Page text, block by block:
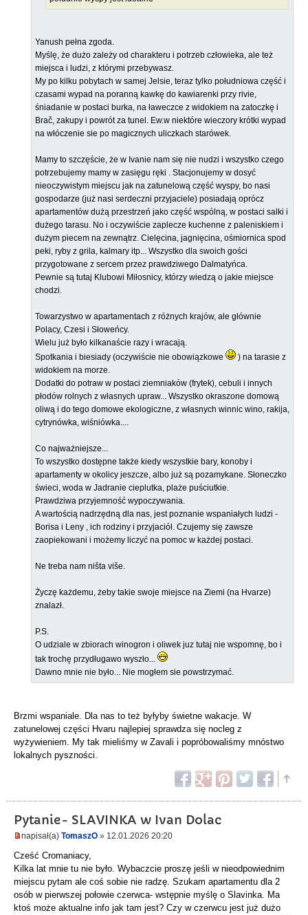
Yanush pełna zgoda.
Myślę, że dużo zależy od charakteru i potrzeb człowieka, ale też
miejsca i ludzi, z którymi przebywasz.
My po kilku pobytach w samej Jelsie, teraz tylko południowa część i
czasami wypad na poranną kawkę do kawiarenki przy rivie,
śniadanie w postaci burka, na ławeczce z widokiem na zatoczkę i
Brač, zakupy i powrót za tunel. Ew.w niektóre wieczory krótki wypad
na włóczenie sie po magicznych uliczkach starówek.
Mamy to szczęście, że w Ivanie nam się nie nudzi i wszystko czego
potrzebujemy mamy w zasięgu ręki . Stacjonujemy w dosyć
nieoczywistym miejscu jak na zatunelową część wyspy, bo nasi
gospodarze (już nasi serdeczni przyjaciele) posiadają oprócz
apartamentów dużą przestrzeń jako część wspólną, w postaci salki i
dużego tarasu. No i oczywiście zaplecze kuchenne z paleniskiem i
dużym piecem na zewnątrz. Cielęcina, jagnięcina, ośmiornica spod
peki, ryby z grila, kalmary itp... Wszystko dla swoich gości
przygotowane z sercem przez prawdziwego Dalmatyńca.
Pewnie są tutaj Klubowi Miłosnicy, którzy wiedzą o jakie miejsce
chodzi.
Towarzystwo w apartamentach z różnych krajów, ale głównie
Polacy, Czesi i Słoweńcy.
Wielu już było kilkanaście razy i wracają.
Spotkania i biesiady (oczywiście nie obowiązkowe
) na tarasie z
widokiem na morze.
Dodatki do potraw w postaci ziemniaków (frytek), cebuli i innych
płodów rolnych z własnych upraw... Wszystko okraszone domową
oliwą i do tego domowe ekologiczne, z własnych winnic wino, rakija,
cytrynówka, wiśniówka....
Co najważniejsze...
To wszystko dostępne także kiedy wszystkie bary, konoby i
apartamenty w okolicy jeszcze, albo już są pozamykane. Słoneczko
świeci, woda w Jadranie cieplutka, plaże puściutkie.
Prawdziwa przyjemność wypoczywania.
A wartością nadrzędną dla nas, jest poznanie wspaniałych ludzi -
Borisa i Leny , ich rodziny i przyjaciół. Czujemy się zawsze
zaopiekowani i możemy liczyć na pomoc w każdej postaci.
Ne treba nam ništa više.
Życzę każdemu, żeby takie swoje miejsce na Ziemi (na Hvarze)
znalazł.
P.S.
O udziale w zbiorach winogron i oliwek juz tutaj nie wspomnę, bo i
tak trochę przydługawo wyszło...
Dawno mnie nie było... Nie mogłem sie powstrzymać.
Brzmi wspaniale. Dla nas to też byłyby świetne wakacje. W
zatunelowej części Hvaru najlepiej sprawdza się nocleg z
wyżywieniem. My tak mieliśmy w Zavali i popróbowaliśmy mnóstwo
lokalnych pyszności.
Pytanie- SLAVINKA w Ivan Dolac
napisał(a) TomaszO » 12.01.2026 20:20
Cześć Cromaniacy,
Kilka lat mnie tu nie było. Wybaczcie proszę jeśli w nieodpowiednim
miejscu pytam ale coś sobie nie radzę. Szukam apartamentu dla 2
osób w pierwszej połowie czerwca- wstępnie myślę o Slavinka. Ma
ktoś może aktualne info jak tam jest? Czy w czerwcu jest już dużo